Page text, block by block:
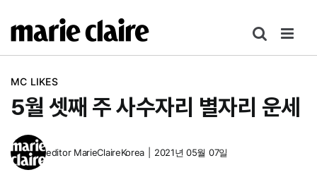
텐
MC LIKES
5월 셋째 주 사수자리 별자리 운세
editor MarieClaireKorea 2021년 05월 07일